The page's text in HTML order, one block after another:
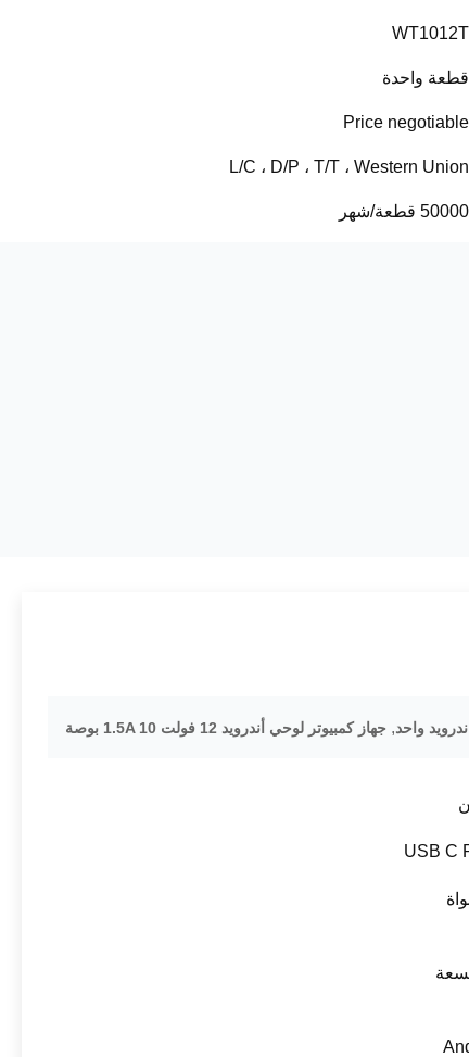
WT1012T
قطعة واحدة
Price negotiable
L/C ، D/P ، T/T ، Western Union
50000 قطعة/شهر
, جهاز كمبيوتر لوحي أندرويد 12 فولت 1.5A 10 بوصة